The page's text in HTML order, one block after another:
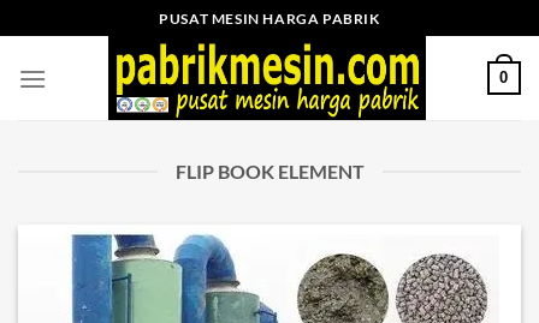
to
content
PUSAT MESIN HARGA PABRIK
0
FLIP BOOK ELEMENT